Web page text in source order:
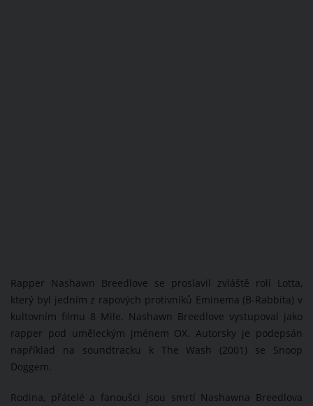
Rapper Nashawn Breedlove se proslavil zvláště rolí Lotta,
který byl jedním z rapových protivníků Eminema (B-Rabbita) v
kultovním filmu 8 Mile. Nashawn Breedlove vystupoval jako
rapper pod uměleckým jménem OX. Autorsky je podepsán
například na soundtracku k The Wash (2001) se Snoop
Doggem.
Rodina, přátelé a fanoušci jsou smrtí Nashawna Breedlova